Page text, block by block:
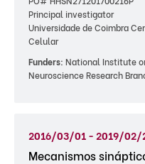
Principal investigator
Universidade de Coimbra
Celular
Funders: National Institute
Neuroscience Research
2016/03/01 - 2019/02/
Mecanismos